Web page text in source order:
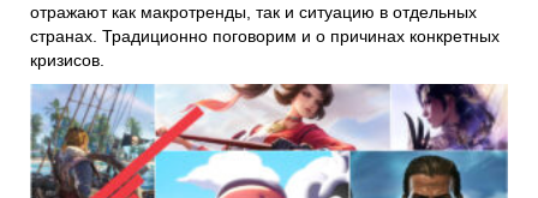
отражают как макротренды, так и ситуацию в отдельных
странах. Традиционно поговорим и о причинах конкретных
кризисов.